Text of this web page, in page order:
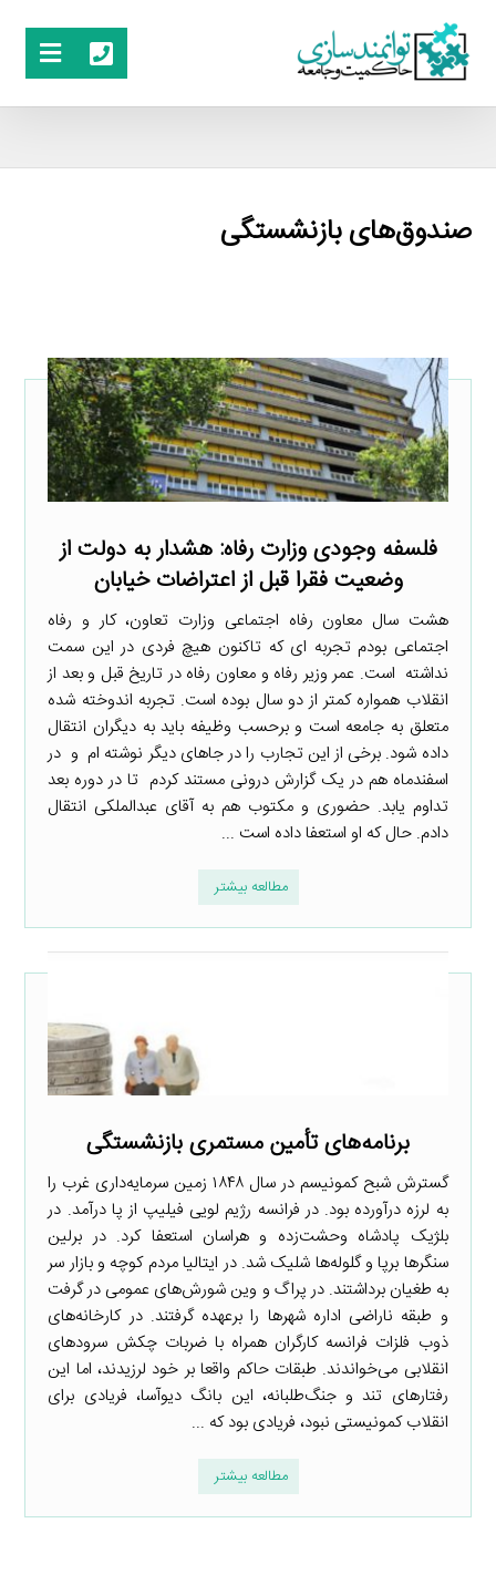
صندوق‌های بازنشستگی
فلسفه وجودی وزارت رفاه: هشدار به دولت‌ از
وضعیت فقرا قبل از اعتراضات خیابان
هشت سال معاون رفاه اجتماعی وزارت تعاون، کار و رفاه
اجتماعی بودم تجربه ای که تاکنون هیچ فردی در این سمت
نداشته است. عمر وزیر رفاه و معاون رفاه در تاریخ قبل و بعد از
انقلاب همواره کمتر از دو سال بوده است. تجربه اندوخته شده
متعلق به جامعه است و برحسب وظیفه باید به دیگران انتقال
داده شود. برخی از این تجارب را در جاهای دیگر نوشته ام و در
اسفندماه هم در یک گزارش درونی مستند کردم تا در دوره بعد
تداوم یابد. حضوری و مکتوب هم به آقای عبدالملکی انتقال
دادم. حال که او استعفا داده است ...
مطالعه بیشتر
برنامه‌های تأمین مستمری بازنشستگی
گسترش شبح کمونیسم در سال ۱۸۴۸ زمین سرمایه‌داری غرب را
به لرزه درآورده بود. در فرانسه رژیم لویی فیلیپ از پا درآمد. در
بلژیک پادشاه وحشت‌زده و هراسان استعفا کرد. در برلین
سنگرها برپا و گلوله‌ها شلیک شد. در ایتالیا مردم کوچه و بازار سر
به طغیان برداشتند. در پراگ و وین شورش‌های عمومی در گرفت
و طبقه ناراضی اداره شهرها را برعهده گرفتند. در کارخانه‌های
ذوب فلزات فرانسه کارگران همراه با ضربات چکش سرودهای
انقلابی می‌خواندند. طبقات حاکم واقعا بر خود لرزیدند، اما این
رفتارهای تند و جنگ‌طلبانه، این بانگ دیوآسا، فریادی برای
انقلاب کمونیستی نبود، فریادی بود که ...
مطالعه بیشتر